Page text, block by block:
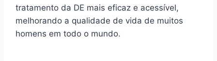
tratamento da DE mais eficaz e acessível,
melhorando a qualidade de vida de muitos
homens em todo o mundo.